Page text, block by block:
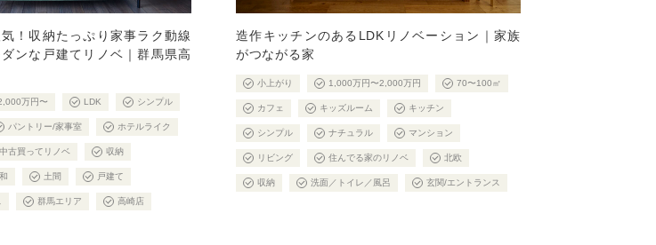
！収納たっぷり家事ラク動線
ンな戸建てリノベ｜群馬県高
万円〜 LDK シンプル
パントリー/家事室 ホテルライク
中古買ってリノベ 収納
和 土間 戸建て
群馬エリア 高崎店
造作キッチンのあるLDKリノベーション｜家族
がつながる家
小上がり 1,000万円〜2,000万円 70〜100㎡
カフェ キッズルーム キッチン
シンプル ナチュラル マンション
リビング 住んでる家のリノベ 北欧
収納 洗面／トイレ／風呂 玄関/エントランス